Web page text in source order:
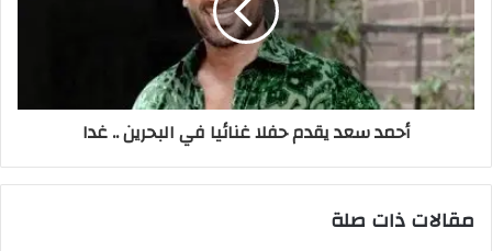
أحمد سعد يقدم حفلا غنائيا في البحرين .. غدا
مقالات ذات صلة